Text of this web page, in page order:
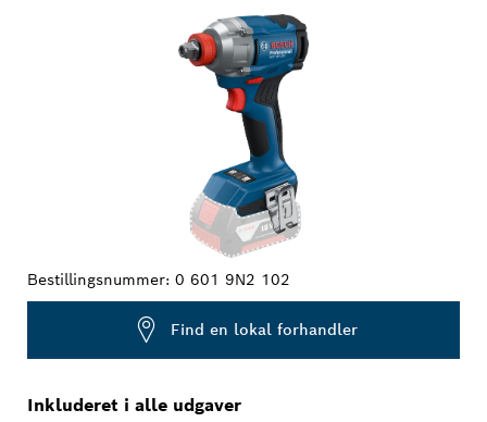
Bestillingsnummer: 0 601 9N2 102
Find en lokal forhandler
Inkluderet i alle udgaver